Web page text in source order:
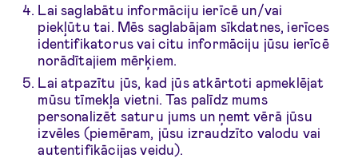
Lai saglabātu informāciju ierīcē un/vai
piekļūtu tai. Mēs saglabājam sīkdatnes, ierīces
identifikatorus vai citu informāciju jūsu ierīcē
norādītajiem mērķiem.
Lai atpazītu jūs, kad jūs atkārtoti apmeklējat
mūsu tīmekļa vietni. Tas palīdz mums
personalizēt saturu jums un ņemt vērā jūsu
izvēles (piemēram, jūsu izraudzīto valodu vai
autentifikācijas veidu).